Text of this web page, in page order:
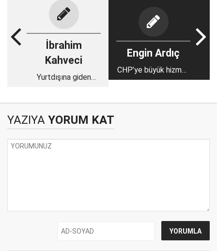
İbrahim
Kahveci
Yurtdışına giden
Engin Ardıç
CHP’ye büyük hizmet
olur!
YAZIYA YORUM KAT